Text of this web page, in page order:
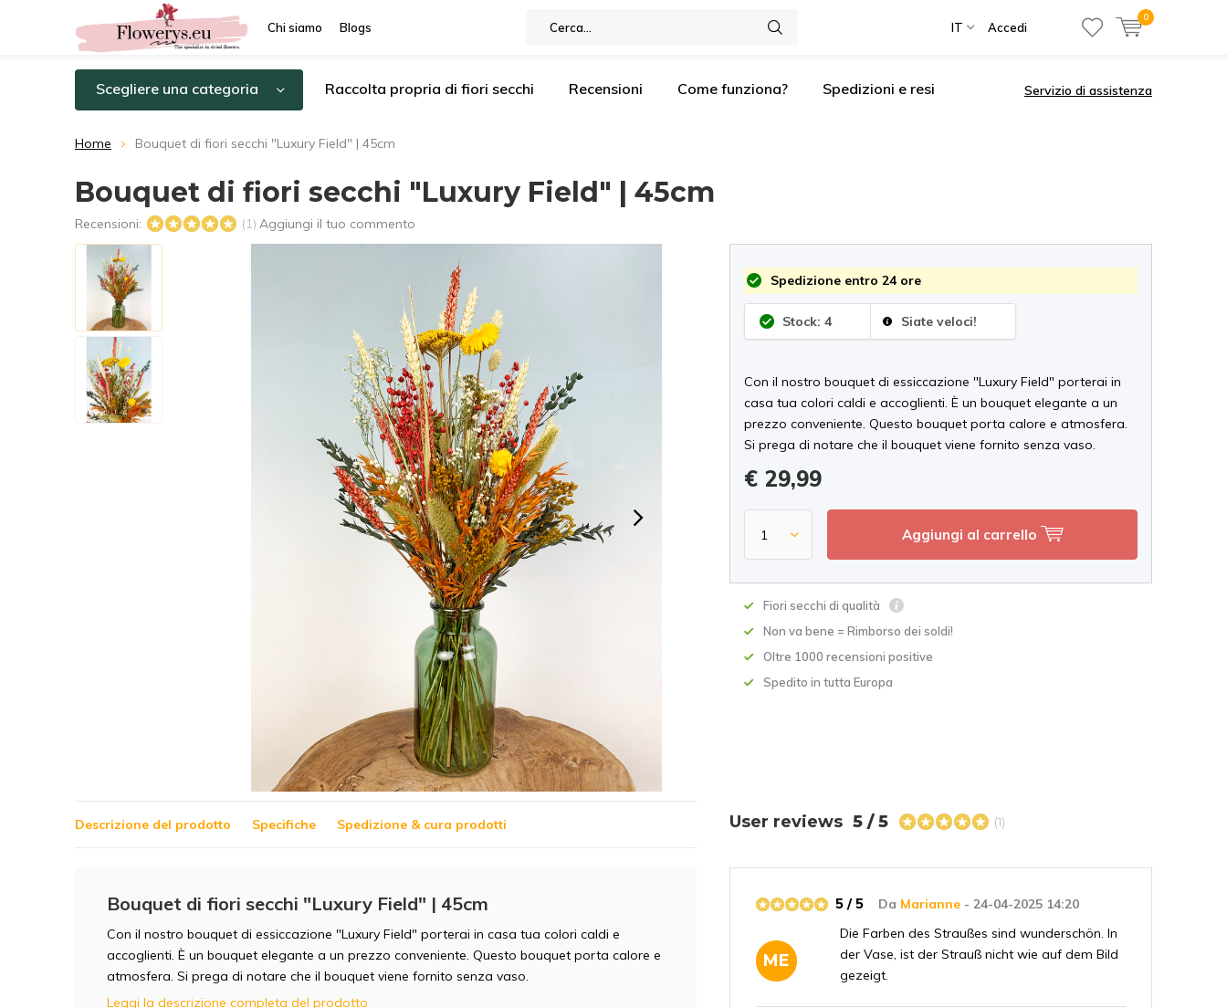
Chi siamo Blogs IT Accedi
0
Scegliere una categoria Raccolta propria di fiori secchi Recensioni Come funziona? Spedizioni e resi Servizio di assistenza
Home Bouquet di fiori secchi "Luxury Field" | 45cm
Bouquet di fiori secchi "Luxury Field" | 45cm
Recensioni: (1) Aggiungi il tuo commento
Spedizione entro 24 ore
Stock: 4 Siate veloci!
Con il nostro bouquet di essiccazione "Luxury Field" porterai in
casa tua colori caldi e accoglienti. È un bouquet elegante a un
prezzo conveniente. Questo bouquet porta calore e atmosfera.
Si prega di notare che il bouquet viene fornito senza vaso.
€ 29,99
Aggiungi al carrello
Fiori secchi di qualità
Non va bene = Rimborso dei soldi!
Oltre 1000 recensioni positive
Spedito in tutta Europa
Descrizione del prodotto Specifiche Spedizione & cura prodotti
Bouquet di fiori secchi "Luxury Field" | 45cm
Con il nostro bouquet di essiccazione "Luxury Field" porterai in casa tua colori caldi e
accoglienti. È un bouquet elegante a un prezzo conveniente. Questo bouquet porta calore e
atmosfera. Si prega di notare che il bouquet viene fornito senza vaso.
Leggi la descrizione completa del prodotto
User reviews 5 / 5 (1)
ME
Da Marianne - 24-04-2025 14:20
5 / 5
Die Farben des Straußes sind wunderschön. In
der Vase, ist der Strauß nicht wie auf dem Bild
gezeigt.